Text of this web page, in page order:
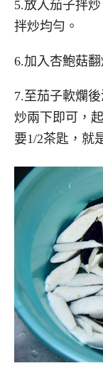
5.放入茄子拌炒
拌炒均勻。
6.加入杏鮑菇
7.至茄子軟爛
炒兩下即可，
要1/2茶匙，就